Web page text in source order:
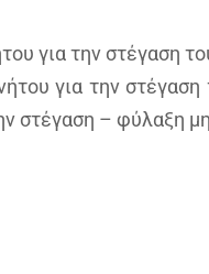
για την στέγαση
για την
στέγαση – φύλαξη